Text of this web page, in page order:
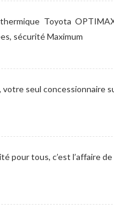
Toyota
sécurité Maximum
votre seul concessionnaire
pour tous, c’est l’affaire